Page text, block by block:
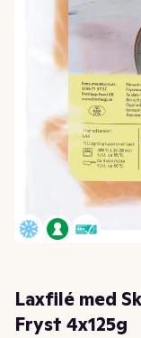
Laxfilé med
Fryst 4x125g